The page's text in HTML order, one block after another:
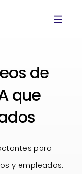
de
que
para
y empleados.